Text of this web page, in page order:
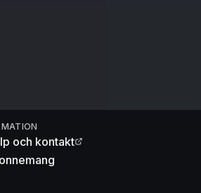
och kontakt